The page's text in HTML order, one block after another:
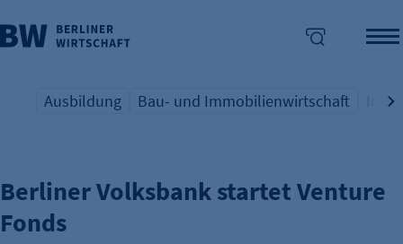
überspringen
Übersicht Schlagwort
Ausbildung
Übersicht Schlagwort
Bau- und Immobilienwirtschaft
INVESTMENTFOND
Berliner Volksbank startet Venture
Fonds